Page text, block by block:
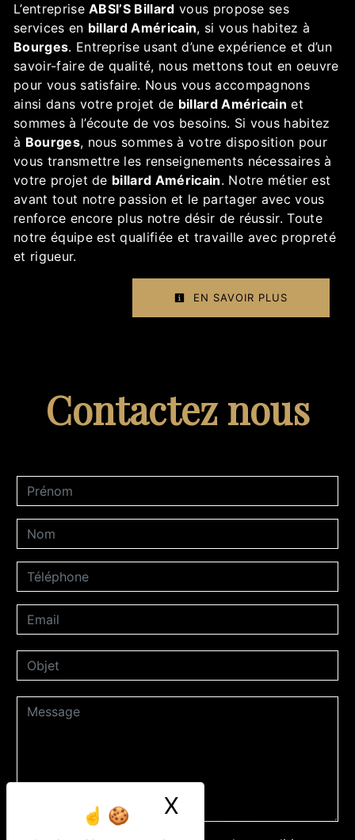
X
L’entrepriseABSI’S Billard vous propose ses
services en billard Américain, si vous habitez à
Bourges. Entreprise usant d’une expérience et d’un
savoir-faire de qualité, nous mettons tout en oeuvre
pour vous satisfaire. Nous vous accompagnons
ainsi dans votre projet de billard Américain et
sommes à l’écoute de vos besoins. Si vous habitez
à Bourges, nous sommes à votre disposition pour
vous transmettre les renseignements nécessaires à
votre projet de billard Américain. Notre métier est
avant tout notre passion et le partager avec vous
renforce encore plus notre désir de réussir. Toute
notre équipe est qualifiée et travaille avec propreté
et rigueur.
EN SAVOIR PLUS
Contactez nous